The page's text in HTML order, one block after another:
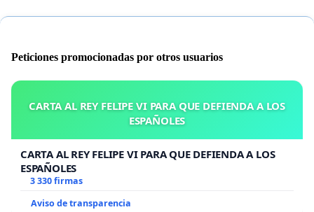
Peticiones promocionadas por otros usuarios
CARTA AL REY FELIPE VI PARA QUE DEFIENDA A LOS
ESPAÑOLES
CARTA AL REY FELIPE VI PARA QUE DEFIENDA A LOS
ESPAÑOLES
3 330 firmas
Aviso de transparencia